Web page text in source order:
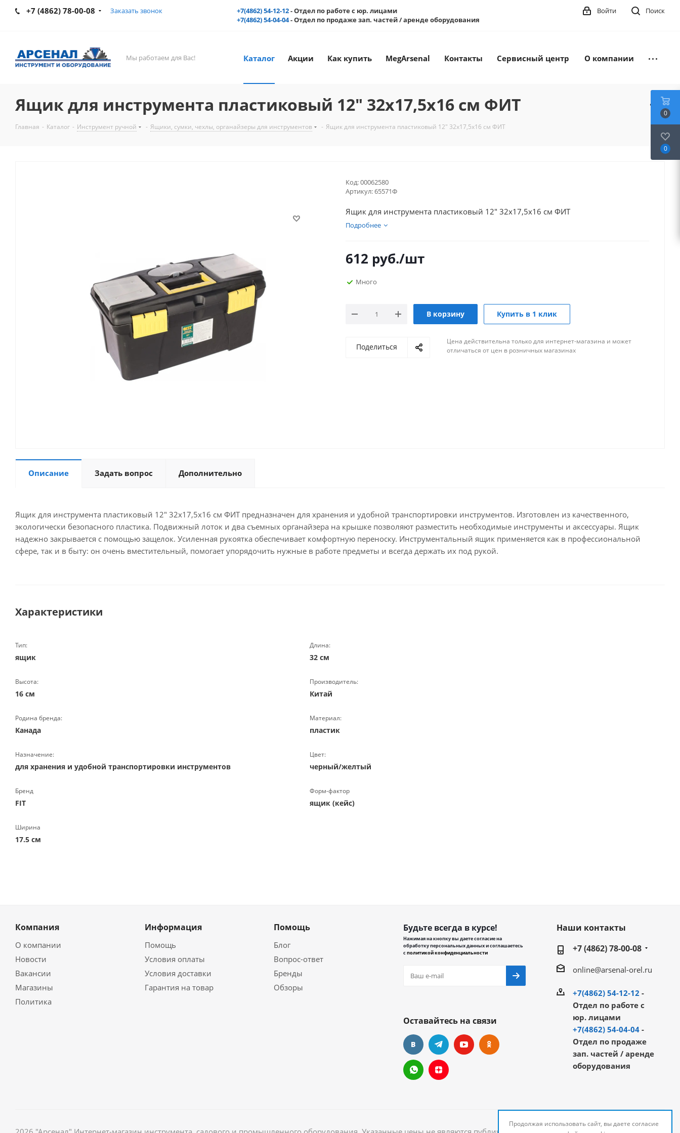
+7 (4862) 78-00-08 Заказать звонок +7(4862) 54-12-12- Отдел по работе с юр. лицами
+7(4862) 54-04-04- Отдел по продаже зап. частей / аренде оборудования
Поиск
Войти
Мы работаем для Вас! Каталог Акции Как купить MegArsenal Контакты Сервисный центр О компании
Ящик для инструмента пластиковый 12" 32х17,5х16 см ФИТ
Главная - Каталог - Инструмент ручной - Ящики, сумки, чехлы, органайзеры для инструментов - Ящик для инструмента пластиковый 12" 32х17,5х16 см ФИТ
Код:00062580
Артикул:65571Ф
Ящик для инструмента пластиковый 12" 32х17,5х16 см ФИТ
Подробнее
612 руб./шт
Много
В корзину Купить в 1 клик
Поделиться
Цена действительна только для интернет-магазина и может
отличаться от цен в розничных магазинах
Описание Задать вопрос Дополнительно
Ящик для инструмента пластиковый 12" 32х17,5х16 см ФИТ предназначен для хранения и удобной транспортировки инструментов. Изготовлен из качественного,
экологически безопасного пластика. Подвижный лоток и два съемных органайзера на крышке позволяют разместить необходимые инструменты и аксессуары. Ящик
надежно закрывается с помощью защелок. Усиленная рукоятка обеспечивает комфортную переноску. Инструментальный ящик применяется как в профессиональной
сфере, так и в быту: он очень вместительный, помогает упорядочить нужные в работе предметы и всегда держать их под рукой.
Характеристики
Тип:
ящик
Длина:
32 см
Высота:
16 см
Производитель:
Китай
Родина бренда:
Канада
Материал:
пластик
Назначение:
для хранения и удобной транспортировки инструментов
Цвет:
черный/желтый
Бренд
FIT
Форм-фактор
ящик (кейс)
Ширина
17.5 см
Компания
О компании
Новости
Вакансии
Магазины
Политика
Информация
Помощь
Условия оплаты
Условия доставки
Гарантия на товар
Помощь
Блог
Вопрос-ответ
Бренды
Обзоры
Будьте всегда в курсе!
Нажимая на кнопку вы даете согласие на
обработку персональных данных и соглашаетесь
сполитикой конфиденциальности
Оставайтесь на связи
Наши контакты
+7 (4862) 78-00-08
online@arsenal-orel.ru
+7(4862) 54-12-12 -
Отдел по работе с
юр. лицами
+7(4862) 54-04-04-
Отдел по продаже
зап. частей / аренде
оборудования
0
0
Продолжая использовать сайт, вы даете согласие